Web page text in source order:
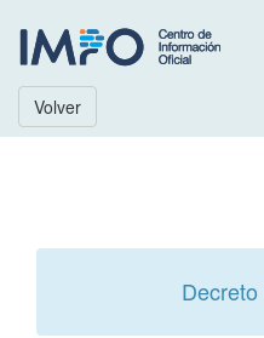
Volver
Decreto